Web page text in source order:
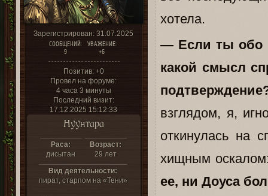
Зарегистрирован: 31.07.2025
СООБЩЕНИЙ:
9
УВАЖЕНИЕ:
+6
Позитив: +0
Провел на форуме:
4 часа 3 минуты
Последний визит:
17.12.2025 15:12:33
Нуунтара
Раса:
дисытан
Возраст:
29 лет
Вид деятельности:
пират, старпом на «Тени»
хотела.
— Если ты обо
какой смысл
взглядом, я,
откинулась на
хищным
ее, ни Доуса